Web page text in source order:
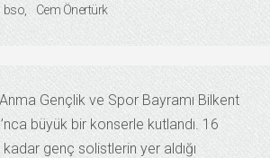
bso Cem Önertürk
Gençlik ve Spor Bayramı Bilkent
büyük bir konserle kutlandı. 16
kadar genç solistlerin yer aldığı